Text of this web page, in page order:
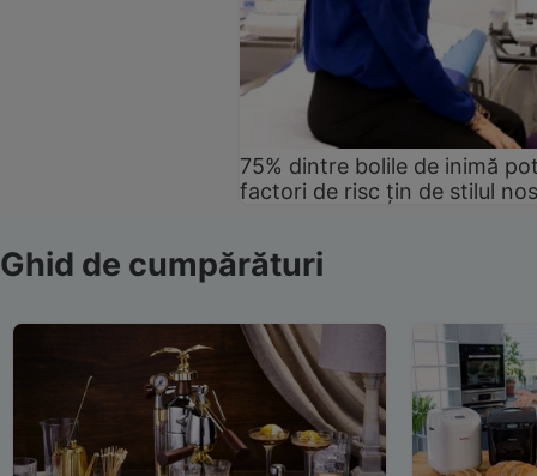
75% dintre bolile de inimă
factori de risc țin de stilul
Ghid de cumpărături